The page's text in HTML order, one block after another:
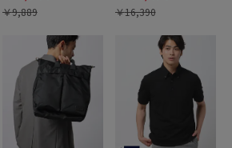
￥9,889 ￥16,390